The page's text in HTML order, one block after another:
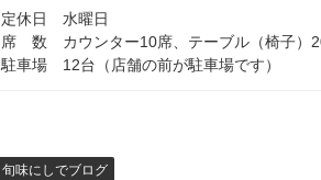
定休日 水曜日
席 数 カウンター10席、テーブル（椅子）
駐車場 12台（店舗の前が駐車場です）
旬味にしでブログ